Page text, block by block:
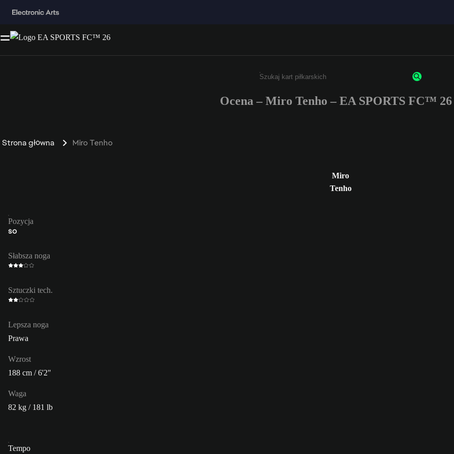
Wpisz co najmniej 3 znaki lub cyfry.
Ocena – Miro Tenho – EA SPORTS FC™ 26
Strona główna Miro Tenho
Miro
Tenho
Pozycja
ŚO
Słabsza noga
Sztuczki tech.
Lepsza noga
Prawa
Wzrost
188 cm / 6'2"
Waga
82 kg / 181 lb
Tempo